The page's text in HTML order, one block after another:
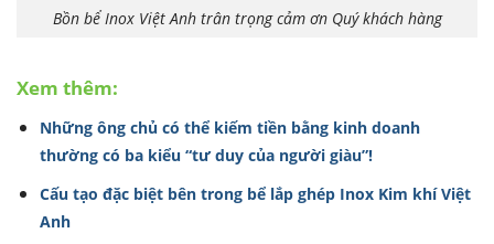
Bồn bể Inox Việt Anh trân trọng cảm ơn Quý khách hàng
Xem thêm:
Những ông chủ có thể kiếm tiền bằng kinh doanh
thường có ba kiểu “tư duy của người giàu”!
Cấu tạo đặc biệt bên trong bể lắp ghép Inox Kim khí Việt
Anh